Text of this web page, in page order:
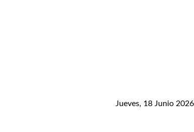
Jueves, 18 Junio 2026